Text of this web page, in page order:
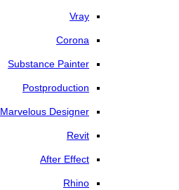
Vray
Corona
Substance Painter
Postproduction
Marvelous Designer
Revit
After Effect
Rhino